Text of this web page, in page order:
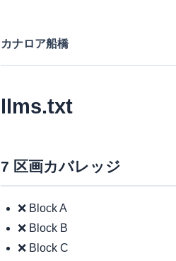
カナロア船橋
llms.txt
7 区画カバレッジ
❌ Block A
❌ Block B
❌ Block C